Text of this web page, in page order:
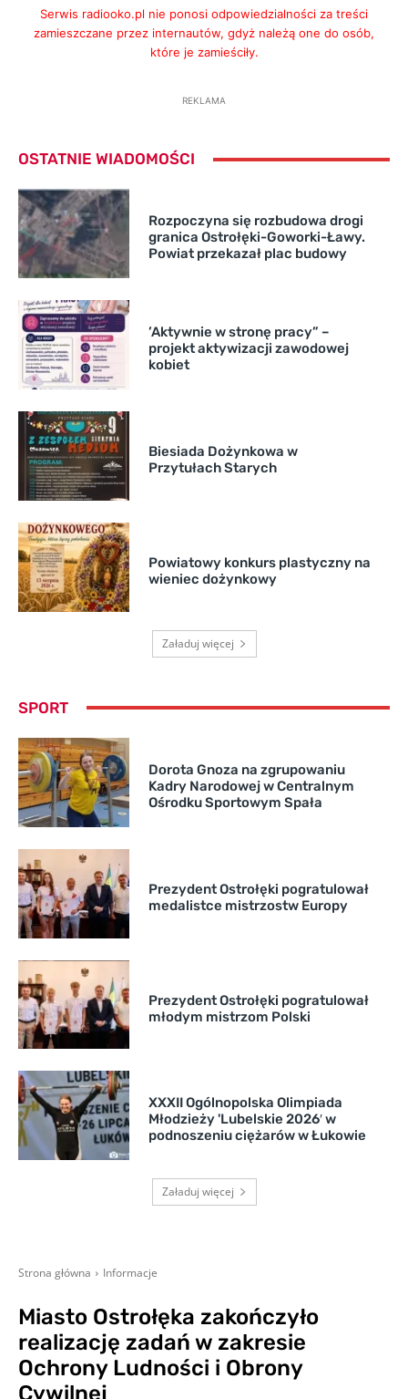
Serwis radiooko.pl nie ponosi odpowiedzialności za treści
zamieszczane przez internautów, gdyż należą one do osób,
które je zamieściły.
REKLAMA
OSTATNIE WIADOMOŚCI
Rozpoczyna się rozbudowa drogi
granica Ostrołęki-Goworki-Ławy.
Powiat przekazał plac budowy
’Aktywnie w stronę pracy” –
projekt aktywizacji zawodowej
kobiet
Biesiada Dożynkowa w
Przytułach Starych
Powiatowy konkurs plastyczny na
wieniec dożynkowy
Załaduj więcej
SPORT
Dorota Gnoza na zgrupowaniu
Kadry Narodowej w Centralnym
Ośrodku Sportowym Spała
Prezydent Ostrołęki pogratulował
medalistce mistrzostw Europy
Prezydent Ostrołęki pogratulował
młodym mistrzom Polski
XXXII Ogólnopolska Olimpiada
Młodzieży 'Lubelskie 2026′ w
podnoszeniu ciężarów w Łukowie
Załaduj więcej